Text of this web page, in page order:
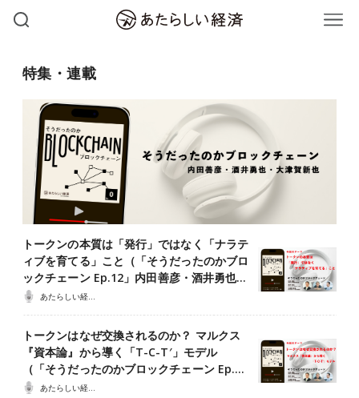
特集・連載
トークンの本質は「発行」ではなく「ナラテ
ィブを育てる」こと（「そうだったのかブロ
ックチェーン Ep.12」内田善彦・酒井勇也…
あたらしい経済ポッドキャスト
トークンはなぜ交換されるのか？ マルクス
『資本論』から導く「T-C-T′」モデル
（「そうだったのかブロックチェーン Ep.…
あたらしい経済ポッドキャスト